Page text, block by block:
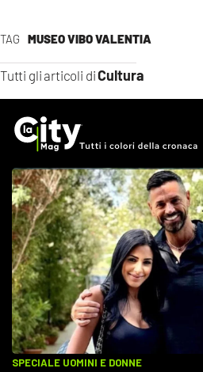
TAG MUSEO VIBO VALENTIA
Tutti gli articoli diCultura